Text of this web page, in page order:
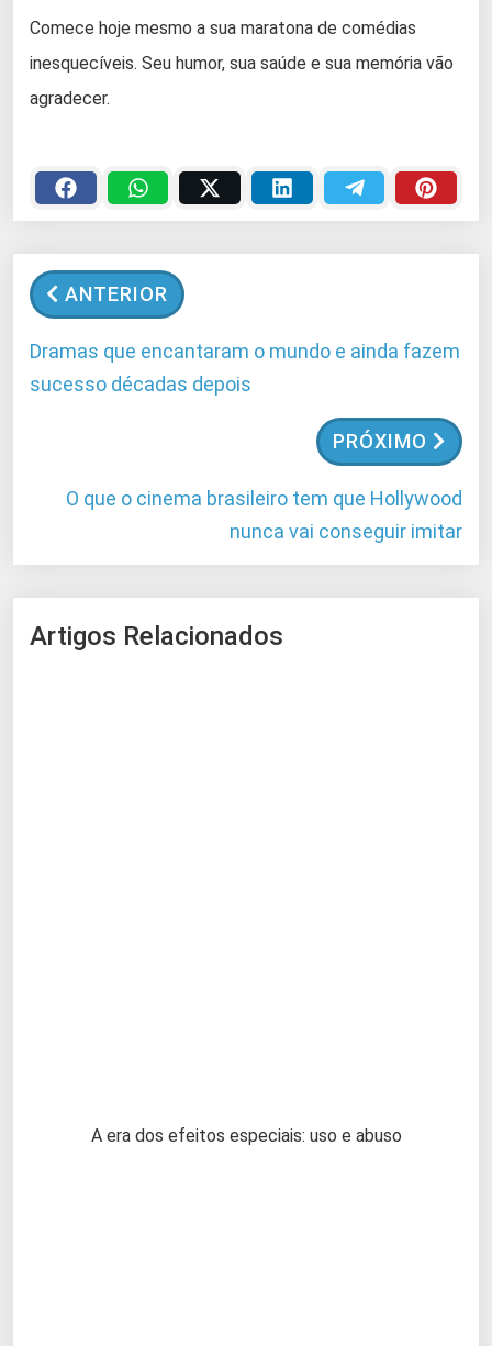
Comece hoje mesmo a sua maratona de comédias
inesquecíveis. Seu humor, sua saúde e sua memória vão
agradecer.
ANTERIOR
Dramas que encantaram o mundo e ainda fazem
sucesso décadas depois
PRÓXIMO
O que o cinema brasileiro tem que Hollywood
nunca vai conseguir imitar
Artigos Relacionados
A era dos efeitos especiais: uso e abuso